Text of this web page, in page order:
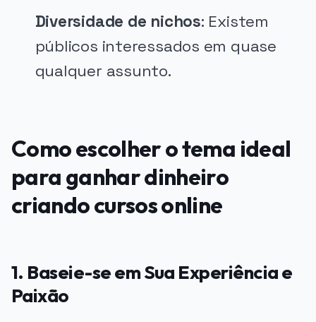
Diversidade de nichos: Existem
públicos interessados em quase
qualquer assunto.
Como escolher o tema ideal
para ganhar dinheiro
criando cursos online
1. Baseie-se em Sua Experiência e
Paixão